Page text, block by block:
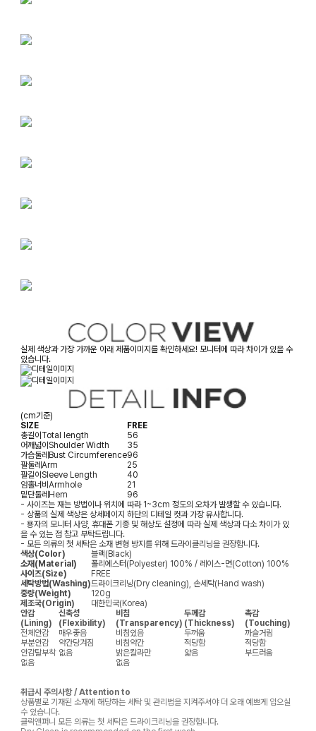
실제 색상과 가장 가까운 아래 제품이미지를 확인하세요! 모니터에 따라 차이가 있을 수
있습니다.
(cm기준)
SIZE
FREE
총길이Total length
56
어깨넓이Shoulder Width
35
가슴둘레Bust Circumference96
팔둘레Arm
25
팔길이Sleeve Length
40
암홀너비Armhole
21
밑단둘레Hem
96
- 사이즈는 재는 방법이나 위치에 따라 1~3cm 정도의 오차가 발생할 수 있습니다.
- 상품의 실제 색상은 상세페이지 하단의 디테일 컷과 가장 유사합니다.
- 용자의 모니터 사양, 휴대폰 기종 및 해상도 설정에 따라 실제 색상과 다소 차이가 있
을 수 있는 점 참고 부탁드립니다.
- 모든 의류의 첫 세탁은 소재 변형 방지를 위해 드라이클리닝을 권장합니다.
색상(Color)
블랙(Black)
소재(Material)
폴리에스터(Polyester) 100% / 레이스-면(Cotton) 100%
사이즈(Size)
FREE
세탁방법(Washing)드라이크리닝(Dry cleaning), 손세탁(Hand wash)
중량(Weight)
120g
제조국(Origin)
대한민국(Korea)
안감
(Lining)
신축성
(Flexibility)
비침
(Transparency)
두께감
(Thickness)
촉감
(Touching)
전체안감
매우좋음 비침있음 두꺼움
까슬거림
부분안감
약간당겨짐 비침약간 적당함
적당함
안감탈부착 없음 밝은칼라만 얇음
부드러움
없음
없음
취급시 주의사항 / Attention to
상품별로 기재된 소재에 해당하는 세탁 및 관리법을 지켜주셔야 더 오래 예쁘게 입으실
수 있습니다.
클릭앤퍼니 모든 의류는 첫 세탁은 드라이크리닝을 권장합니다.